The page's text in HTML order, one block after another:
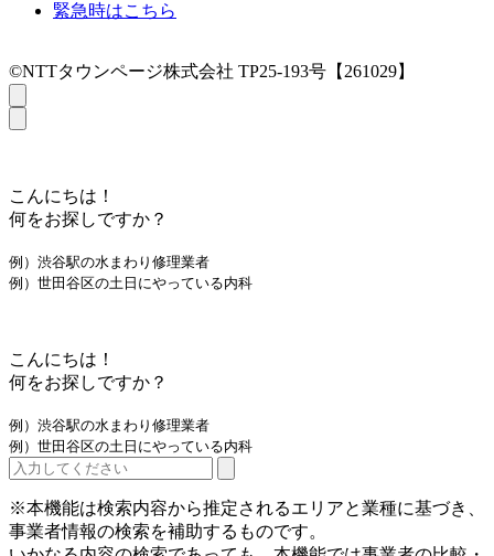
緊急時はこちら
©NTTタウンページ株式会社 TP25-193号【261029】
こんにちは！
何をお探しですか？
例）渋谷駅の水まわり修理業者
例）世田谷区の土日にやっている内科
こんにちは！
何をお探しですか？
例）渋谷駅の水まわり修理業者
例）世田谷区の土日にやっている内科
※本機能は検索内容から推定されるエリアと業種に基づき、
事業者情報の検索を補助するものです。